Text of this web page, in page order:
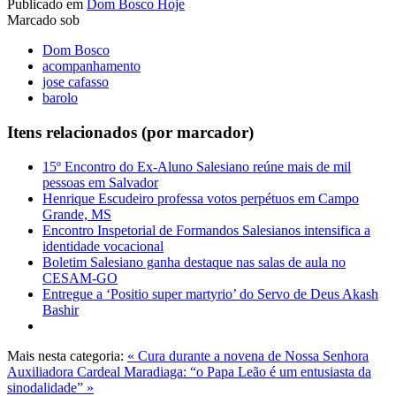
Publicado em Dom Bosco Hoje
Marcado sob
Dom Bosco
acompanhamento
jose cafasso
barolo
Itens relacionados (por marcador)
15º Encontro do Ex-Aluno Salesiano reúne mais de mil
pessoas em Salvador
Henrique Escudeiro professa votos perpétuos em Campo
Grande, MS
Encontro Inspetorial de Formandos Salesianos intensifica a
identidade vocacional
Boletim Salesiano ganha destaque nas salas de aula no
CESAM-GO
Entregue a ‘Positio super martyrio’ do Servo de Deus Akash
Bashir
Mais nesta categoria: « Cura durante a novena de Nossa Senhora
Auxiliadora Cardeal Maradiaga: “o Papa Leão é um entusiasta da
sinodalidade” »